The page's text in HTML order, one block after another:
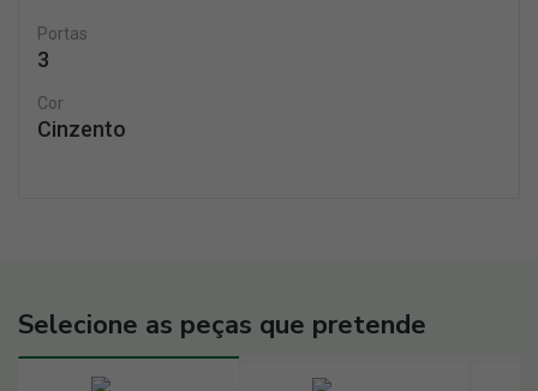
Portas
3
Cor
Cinzento
Selecione as peças que pretende